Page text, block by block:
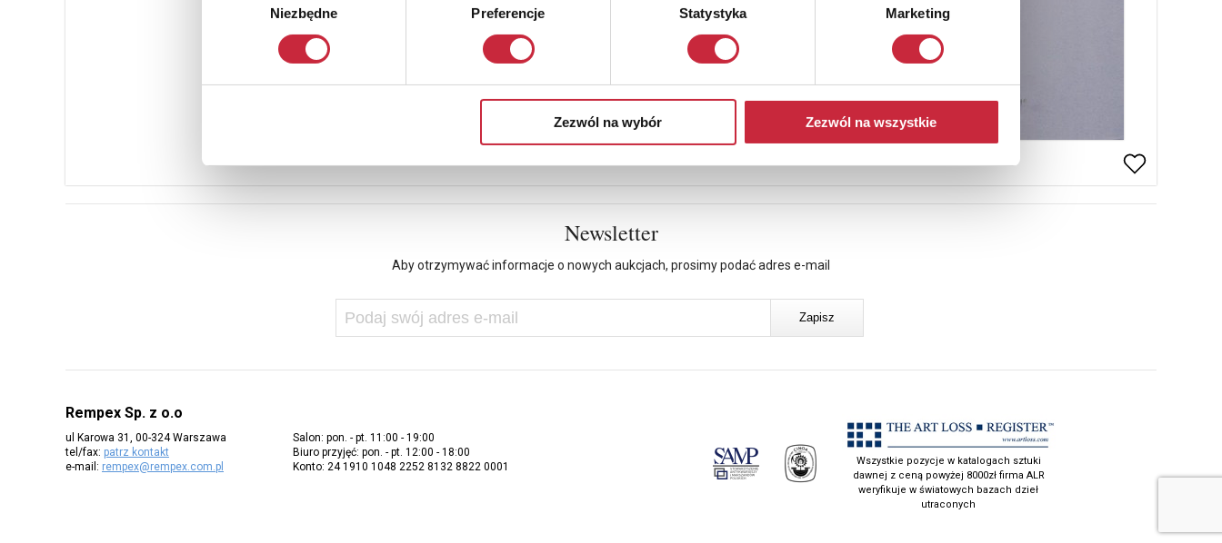
Niezbędne Preferencje Statystyka Marketing
Zezwól na wybór Zezwól na wszystkie
Newsletter
Aby otrzymywać informacje o nowych aukcjach, prosimy podać adres e-mail
Rempex Sp. z o.o
ul Karowa 31, 00-324 Warszawa
tel/fax: patrz kontakt
e-mail: rempex@rempex.com.pl
Salon: pon. - pt. 11:00 - 19:00
Biuro przyjęć: pon. - pt. 12:00 - 18:00
Konto: 24 1910 1048 2252 8132 8822 0001
Wszystkie pozycje w katalogach sztuki
dawnej z ceną powyżej 8000zł firma ALR
weryfikuje w światowych bazach dzieł
utraconych